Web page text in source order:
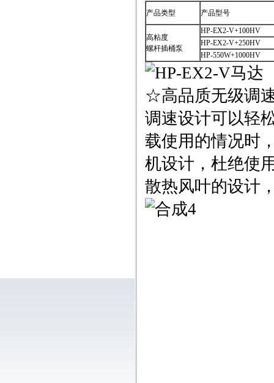
产品类型 产品型号
高粘度
螺杆插桶泵
HP-EX2-V+100HV
HP-EX2-V+250HV
HP-550W+1000HV
☆高品质无级调
调速设计可以轻
载使用的情况时
机设计，杜绝使
散热风叶的设计